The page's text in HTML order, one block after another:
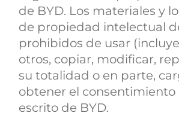
de BYD. Los materiales y
de propiedad intelectual
prohibidos de usar
otros, copiar, modificar,
su totalidad o en parte,
obtener el consentimiento
escrito de BYD.